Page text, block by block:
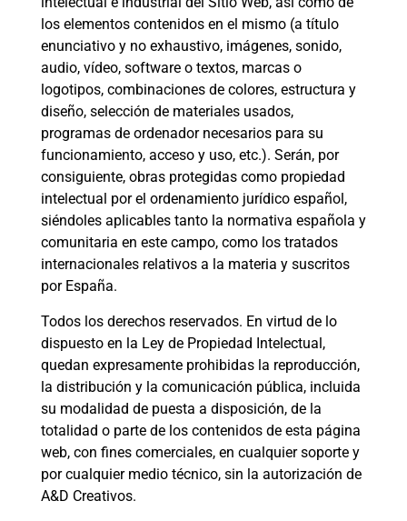
los elementos contenidos en el mismo (a título
enunciativo y no exhaustivo, imágenes, sonido,
audio, vídeo, software o textos, marcas o
logotipos, combinaciones de colores, estructura y
diseño, selección de materiales usados,
programas de ordenador necesarios para su
funcionamiento, acceso y uso, etc.). Serán, por
consiguiente, obras protegidas como propiedad
intelectual por el ordenamiento jurídico español,
siéndoles aplicables tanto la normativa española y
comunitaria en este campo, como los tratados
internacionales relativos a la materia y suscritos
por España.
Todos los derechos reservados. En virtud de lo
dispuesto en la Ley de Propiedad Intelectual,
quedan expresamente prohibidas la reproducción,
la distribución y la comunicación pública, incluida
su modalidad de puesta a disposición, de la
totalidad o parte de los contenidos de esta página
web, con fines comerciales, en cualquier soporte y
por cualquier medio técnico, sin la autorización de
A&D Creativos.